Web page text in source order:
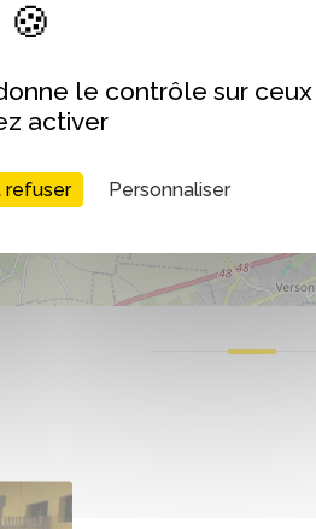
le contrôle sur
activer
refuser Personnaliser